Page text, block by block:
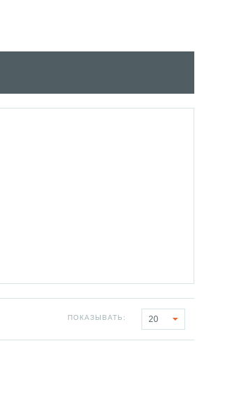
ПОКАЗЫВАТЬ: 20